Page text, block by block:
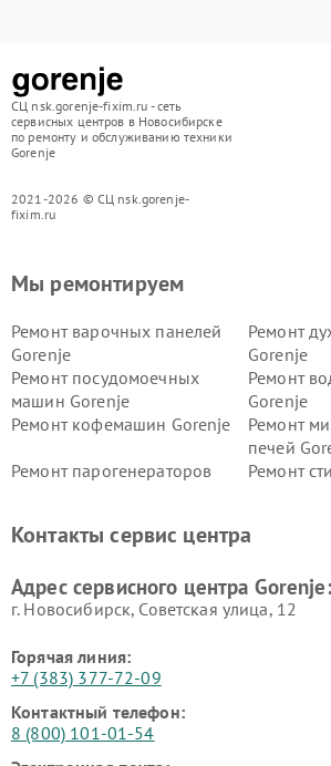
СЦ nsk.gorenje-fixim.ru - сеть
сервисных центров в Новосибирске
по ремонту и обслуживанию техники
Gorenje
2021-2026 © СЦ nsk.gorenje-
fixim.ru
Мы ремонтируем
Ремонт варочных панелей
Gorenje
Ремонт
Gorenje
Ремонт посудомоечных
машин Gorenje
Ремонт
Gorenje
Ремонт кофемашин Gorenje
Ремонт
печей
Ремонт парогенераторов
Ремонт
Контакты сервис центра
Адрес сервисного центра Gorenje:
г. Новосибирск, Советская улица, 12
Горячая линия:
+7 (383) 377-72-09
Контактный телефон:
8 (800) 101-01-54